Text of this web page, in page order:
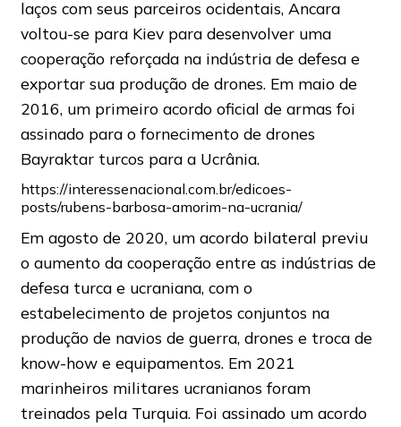
laços com seus parceiros ocidentais, Ancara
voltou-se para Kiev para desenvolver uma
cooperação reforçada na indústria de defesa e
exportar sua produção de drones. Em maio de
2016, um primeiro acordo oficial de armas foi
assinado para o fornecimento de drones
Bayraktar turcos para a Ucrânia.
https://interessenacional.com.br/edicoes-
posts/rubens-barbosa-amorim-na-ucrania/
Em agosto de 2020, um acordo bilateral previu
o aumento da cooperação entre as indústrias de
defesa turca e ucraniana, com o
estabelecimento de projetos conjuntos na
produção de navios de guerra, drones e troca de
know-how e equipamentos. Em 2021
marinheiros militares ucranianos foram
treinados pela Turquia. Foi assinado um acordo